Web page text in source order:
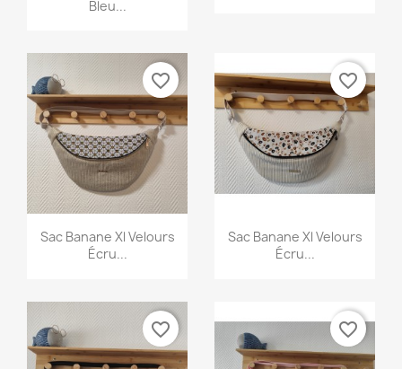
Bleu...
Aperçu rapide
Sac Banane Xl Velours
Écru...
favorite_border
Aperçu rapide
Sac Banane Xl Velours
Écru...
favorite_border
favorite_border favorite_border